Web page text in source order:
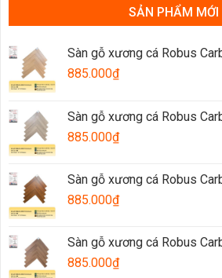
SẢN PHẨM MỚI
Sàn gỗ xương cá Robus
885.000₫
Sàn gỗ xương cá Robus
885.000₫
Sàn gỗ xương cá Robus
885.000₫
Sàn gỗ xương cá Robus
885.000₫